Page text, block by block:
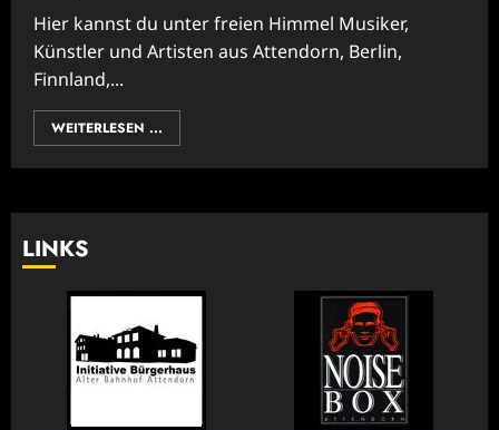
Hier kannst du unter freien Himmel Musiker,
Künstler und Artisten aus Attendorn, Berlin,
Finnland,...
WEITERLESEN ...
LINKS